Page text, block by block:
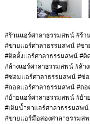
#ร้านแอร์ศาลาธรรมสพน์ #ร้
#ขายแอร์ศาลาธรรมสพน์ #ข
#ติดตั้งแอร์ศาลาธรรมสพน์ #
#ล้างแอร์ศาลาธรรมสพน์ #ล้า
#ซ่อมแอร์ศาลาธรรมสพน์ #ซ่
#ถอดแอร์ศาลาธรรมสพน์ #ถ
#ย้ายแอร์ศาลาธรรมสพน์ #ย้
#เติมน้ำยาแอร์ศาลาธรรมสพ
#ขายแอร์มือสองศาลาธรรมส